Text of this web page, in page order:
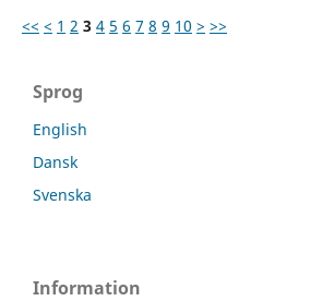
<< < 1 2 3 4 5 6 7 8 9 10 > >>
Sprog
English
Dansk
Svenska
Information